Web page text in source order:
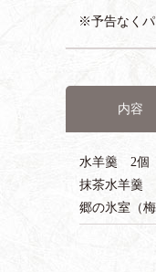
※予告なくパ
内容
水羊羹 2個
抹茶水羊羹
郷の氷室（